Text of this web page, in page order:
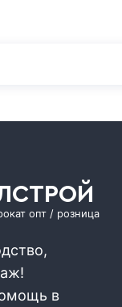
опт / розница
в